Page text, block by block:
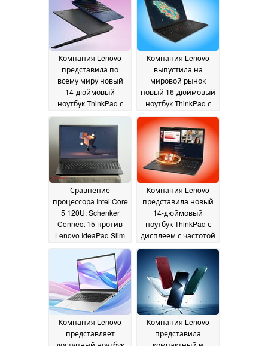
ГБ02 July 2026
1 100 нит и 48 ГБ
видеопамяти
2026
Компания Lenovo
представила по
всему миру новый
14-дюймовый
ноутбук ThinkPad с
ГБ оперативной
памяти28 June 2026
Компания Lenovo
выпустила на
мировой рынок
новый 16-дюймовый
ноутбук ThinkPad с
памятью LPCAMM2 и
процессором Intel
Panther Lake
27 June
2026
Сравнение
процессора Intel Core
5 120U: Schenker
Connect 15 против
Lenovo IdeaPad Slim
производительности
в играх26 June 2026
Компания Lenovo
представила новый
14-дюймовый
ноутбук ThinkPad с
дисплеем с частотой
двумя слотами для
SSD-накопителей
June 2026
Компания Lenovo
представляет
Компания Lenovo
представила